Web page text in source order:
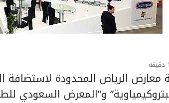
دقيقة
الرياض المحدودة لاستضافة
و”المعرض السعودي